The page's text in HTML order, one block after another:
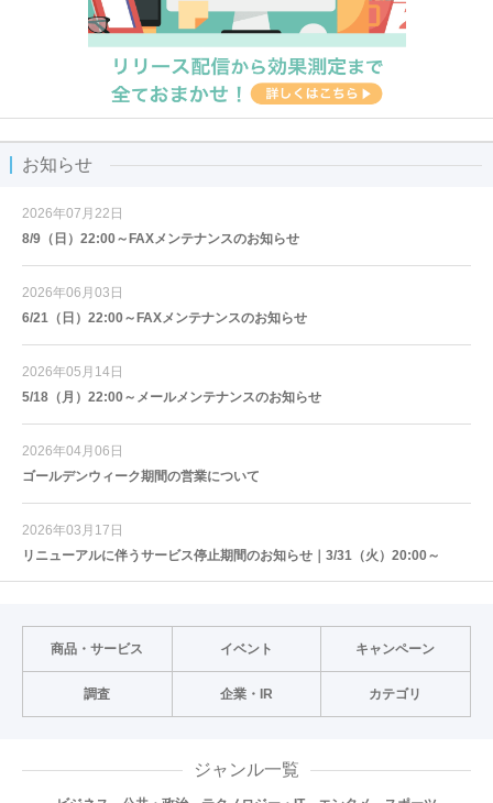
お知らせ
2026年07月22日
8/9（日）22:00～FAXメンテナンスのお知らせ
2026年06月03日
6/21（日）22:00～FAXメンテナンスのお知らせ
2026年05月14日
5/18（月）22:00～メールメンテナンスのお知らせ
2026年04月06日
ゴールデンウィーク期間の営業について
2026年03月17日
リニューアルに伴うサービス停止期間のお知らせ｜3/31（火）20:00～
商品・サービス イベント キャンペーン
調査 企業・IR カテゴリ
ジャンル一覧